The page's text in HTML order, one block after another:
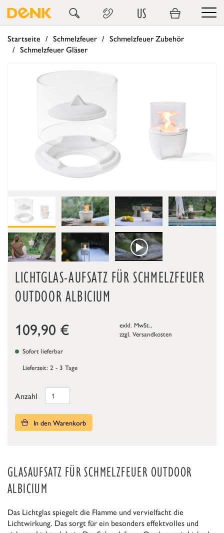
US
Startseite Schmelzfeuer
Schmelzfeuer Zubehör
Schmelzfeuer Gläser
LICHTGLAS-AUFSATZ FÜR SCHMELZFEUER
OUTDOOR ALBICIUM
109,90 €
exkl. MwSt.,
zzgl. Versandkosten
Sofort lieferbar
Lieferzeit: 2 - 3 Tage
Anzahl
In den Warenkorb
GLASAUFSATZ FÜR SCHMELZFEUER OUTDOOR
ALBICIUM
Das Lichtglas spiegelt die Flamme und vervielfacht die
Lichtwirkung. Das sorgt für ein besonders effektvolles und